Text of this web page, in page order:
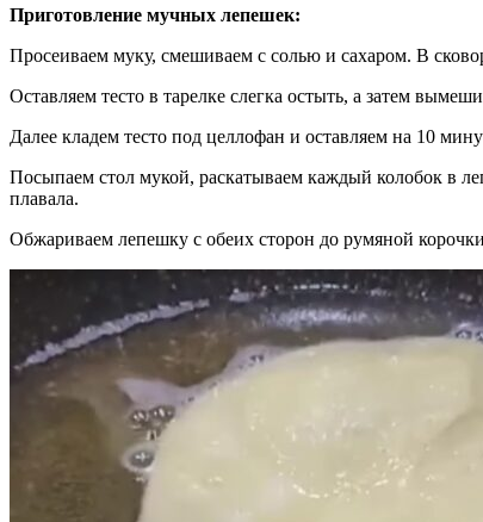
Приготовление мучных лепешек:
Просеиваем муку, смешиваем с солью и сахаром. В
Оставляем тесто в тарелке слегка остыть, а затем
Далее кладем тесто под целлофан и оставляем на 10
Посыпаем стол мукой, раскатываем каждый колобок в
плавала.
Обжариваем лепешку с обеих сторон до румяной